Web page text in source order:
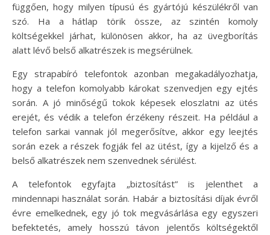
függően, hogy milyen típusú és gyártójú készülékről van
szó. Ha a hátlap törik össze, az szintén komoly
költségekkel járhat, különösen akkor, ha az üvegborítás
alatt lévő belső alkatrészek is megsérülnek.
Egy strapabíró telefontok azonban megakadályozhatja,
hogy a telefon komolyabb károkat szenvedjen egy ejtés
során. A jó minőségű tokok képesek eloszlatni az ütés
erejét, és védik a telefon érzékeny részeit. Ha például a
telefon sarkai vannak jól megerősítve, akkor egy leejtés
során ezek a részek fogják fel az ütést, így a kijelző és a
belső alkatrészek nem szenvednek sérülést.
A telefontok egyfajta „biztosítást” is jelenthet a
mindennapi használat során. Habár a biztosítási díjak évről
évre emelkednek, egy jó tok megvásárlása egy egyszeri
befektetés, amely hosszú távon jelentős költségektől